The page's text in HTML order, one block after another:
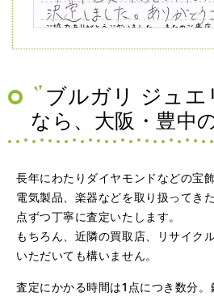
（大阪府大阪市）問い合わせから非
りました。
ブルガリ ジュエ
なら、大阪・豊中
長年にわたりダイヤモンドなどの宝
電気製品、楽器などを取り扱ってき
点ずつ丁寧に査定いたします。
もちろん、近隣の買取店、リサイク
いただいても構いません。
査定にかかる時間は1点につき数分